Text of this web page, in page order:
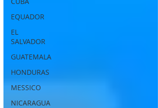
EQUADOR
EL
SALVADOR
GUATEMALA
HONDURAS
MESSICO
NICARAGUA